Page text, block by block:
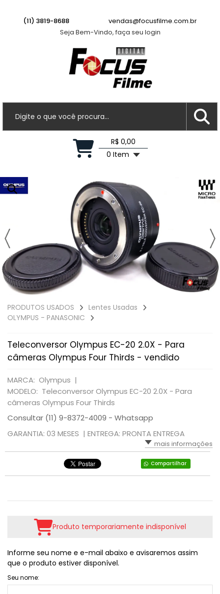
(11) 3819-8688
vendas@focusfilme.com.br
Seja Bem-Vindo, faça seu login
R$ 0,00
0 Item
PRODUTOS USADOS
Lentes Usadas
OLYMPUS - PANASONIC
Teleconversor Olympus EC-20 2.0X - Para
câmeras Olympus Four Thirds - vendido
MARCA: Olympus |
MODELO: Teleconversor Olympus EC-20 2.0X - Para
câmeras Olympus Four Thirds
Consultar (11) 9-8372-4009 - Whatsapp
GARANTIA: 03 MESES | ENTREGA: PRONTA ENTREGA
mais informações
Compartilhar
Produto temporariamente indisponível
Informe seu nome e e-mail abaixo e avisaremos assim
que o produto estiver disponível.
Seu nome: